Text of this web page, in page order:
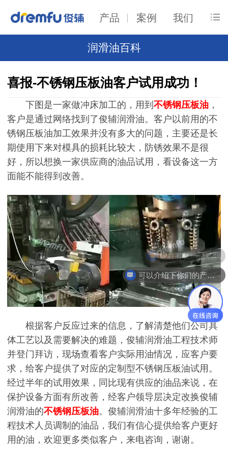
产品 案例 我们
润滑油百科
喜报-不锈钢压板油客户试用成功！
下图是一家做冲床加工的，用到不锈钢压板油 ，
客户是通过网络找到了俊辅润滑油。客户以前用的不
锈钢压板油加工效果并没有多大的问题，主要还是长
期使用下来对模具的损耗比较大，防锈效果不是很
好，所以想换一家供应商的油品试用，看设备这一方
面能不能得到改善。
根据客户反应过来的信息，了解清楚他们公司具
体工艺以及需要解决的难题，俊辅润滑油工程技术师
并登门拜访，现场查看客户实际用油情况，应客户要
求，给客户提供了对应的定制型不锈钢压板油试用。
经过半年的试用效果，同比现有供应的油品来说，在
保护设备方面有所改善，经客户领导层决定改换俊辅
润滑油的不锈钢压板油。俊辅润滑油十多年经验的工
程技术人员调制的油品，我们有信心提供给客户更好
用的油，欢迎更多类似客户，来电咨询，谢谢。
可以介绍下你们的产品么
现在有优惠活动吗